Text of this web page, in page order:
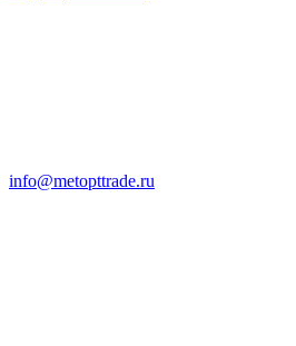
info@metopttrade.ru